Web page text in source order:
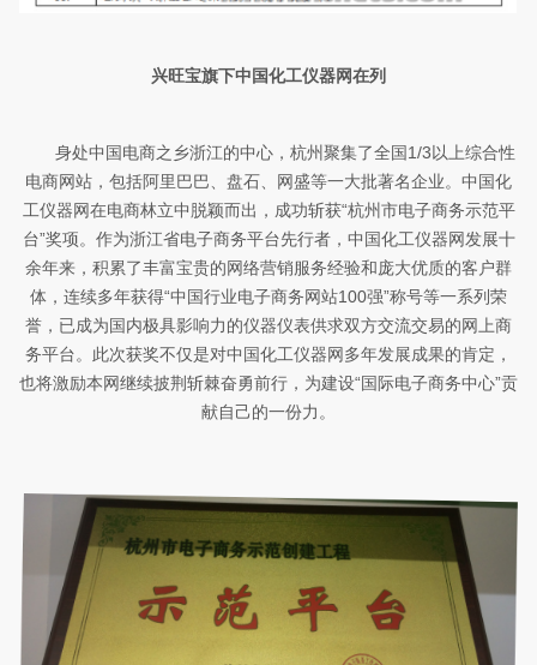
兴旺宝旗下中国化工仪器网在列
身处中国电商之乡浙江的中心，杭州聚集了全国1/3以上综合性
电商网站，包括阿里巴巴、盘石、网盛等一大批著名企业。中国化
工仪器网在电商林立中脱颖而出，成功斩获“杭州市电子商务示范平
台”奖项。作为浙江省电子商务平台先行者，中国化工仪器网发展十
余年来，积累了丰富宝贵的网络营销服务经验和庞大优质的客户群
体，连续多年获得“中国行业电子商务网站100强”称号等一系列荣
誉，已成为国内极具影响力的仪器仪表供求双方交流交易的网上商
务平台。此次获奖不仅是对中国化工仪器网多年发展成果的肯定，
也将激励本网继续披荆斩棘奋勇前行，为建设“国际电子商务中心”贡
献自己的一份力。